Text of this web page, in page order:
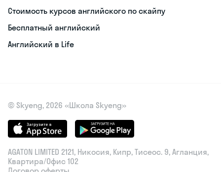
Стоимость курсов английского по скайпу
Бесплатный английский
Английский в Life
© Skyeng, 2026 «Школа Skyeng»
AGATON LIMITED 2121, Никосия, Кипр, Тисеос. 9, Агланция,
Квартира/Офис 102